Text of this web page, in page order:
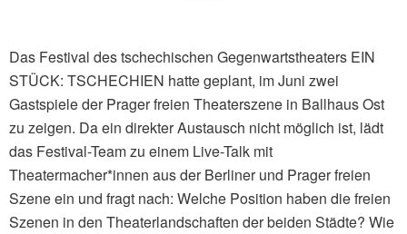
Das Festival des tschechischen Gegenwartstheaters EIN
STÜCK: TSCHECHIEN hatte geplant, im Juni zwei
Gastspiele der Prager freien Theaterszene in Ballhaus Ost
zu zeigen. Da ein direkter Austausch nicht möglich ist, lädt
das Festival-Team zu einem Live-Talk mit
Theatermacher*innen aus der Berliner und Prager freien
Szene ein und fragt nach: Welche Position haben die freien
Szenen in den Theaterlandschaften der beiden Städte? Wie